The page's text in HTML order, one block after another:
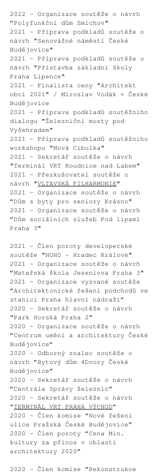
2022 - Organizace soutěže o návrh
“Polyfunkční dům Smíchov"
2021 - Příprava podkladů soutěže o
návrh "Senovážné náměstí České
Budějovice"
2021 - Příprava podkladů soutěže o
návrh "Přístavba základní školy
Praha Lipence"
2021 - Finalista ceny "Architekt
obci 2021" / Miroslav Vodák + České
Budějovice
2021 - Příprava podkladů soutěžního
dialogu "Železniční mosty pod
Vyšehradem"
2021 - Příprava podkladů soutěžního
workshopu "Nová Cibulka"
2021 - Sekretář soutěže o návrh
"Terminál VRT Roudnice nad Labem"
2021 - Přezkušovatel soutěže o
návrh "VLTAVSKÁ FILHARMONIE "
2021 - Organizace soutěže o návrh
“Dům s byty pro seniory Krásno"
2021 - Organizace soutěže o návrh
“Dům sociálních služeb Pod lipami
Praha 3"
2021 - Člen poroty developerské
soutěže "NOHO - Hradec Králové"
2021 - Organizace soutěže o návrh
“Mateřská škola Jeseniova Praha 3"
2021 - Organizace vyzvané soutěže
“Architektonické řešení podchodů ve
stanici Praha hlavní nádraží“
2020 - Sekretář soutěže o návrh
”Park Horská Praha 2”
2020 – Organizace soutěže o návrh
“Centrum umění a architektury České
Budějovice“
2020 - Odborný znalec soutěže o
návrh “Bytový dům 4Dvory České
Budějovice”
2020 - Sekretář soutěže o návrh
“Centrála Správy železnic”
2020 - Sekretář soutěže o návrh
” TERMINÁL VRT PRAHA VÝCHOD”
2020 - Člen komise ”Nové řešení
ulice Pražská České Budějovice”
2020 - Člen poroty “Cena Min.
kultury za přínos v oblasti
architektury 2020”
2020 - Člen komise ”Rekonstrukce